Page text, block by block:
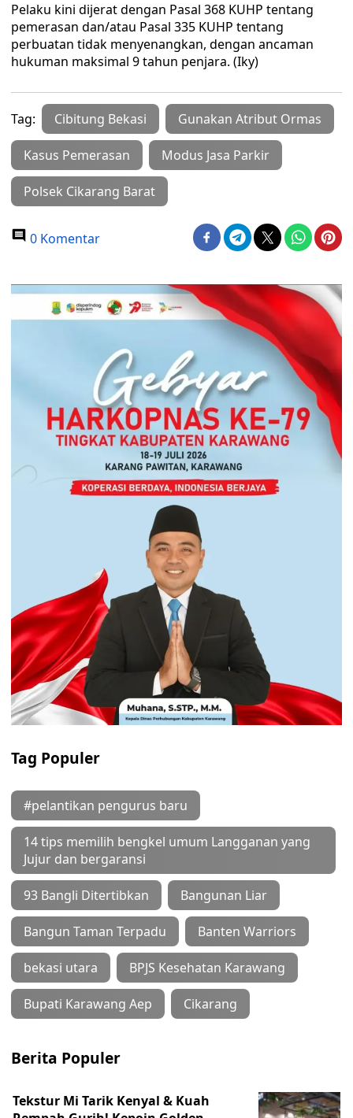
Pelaku kini dijerat dengan Pasal 368 KUHP tentang
pemerasan dan/atau Pasal 335 KUHP tentang
perbuatan tidak menyenangkan, dengan ancaman
hukuman maksimal 9 tahun penjara. (Iky)
Tag: Cibitung Bekasi Gunakan Atribut Ormas
Kasus Pemerasan Modus Jasa Parkir
Polsek Cikarang Barat
0 Komentar
Tag Populer
#pelantikan pengurus baru
14 tips memilih bengkel umum Langganan yang
Jujur dan bergaransi
93 Bangli Ditertibkan Bangunan Liar
Bangun Taman Terpadu Banten Warriors
bekasi utara BPJS Kesehatan Karawang
Bupati Karawang Aep Cikarang
Berita Populer
Tekstur Mi Tarik Kenyal & Kuah